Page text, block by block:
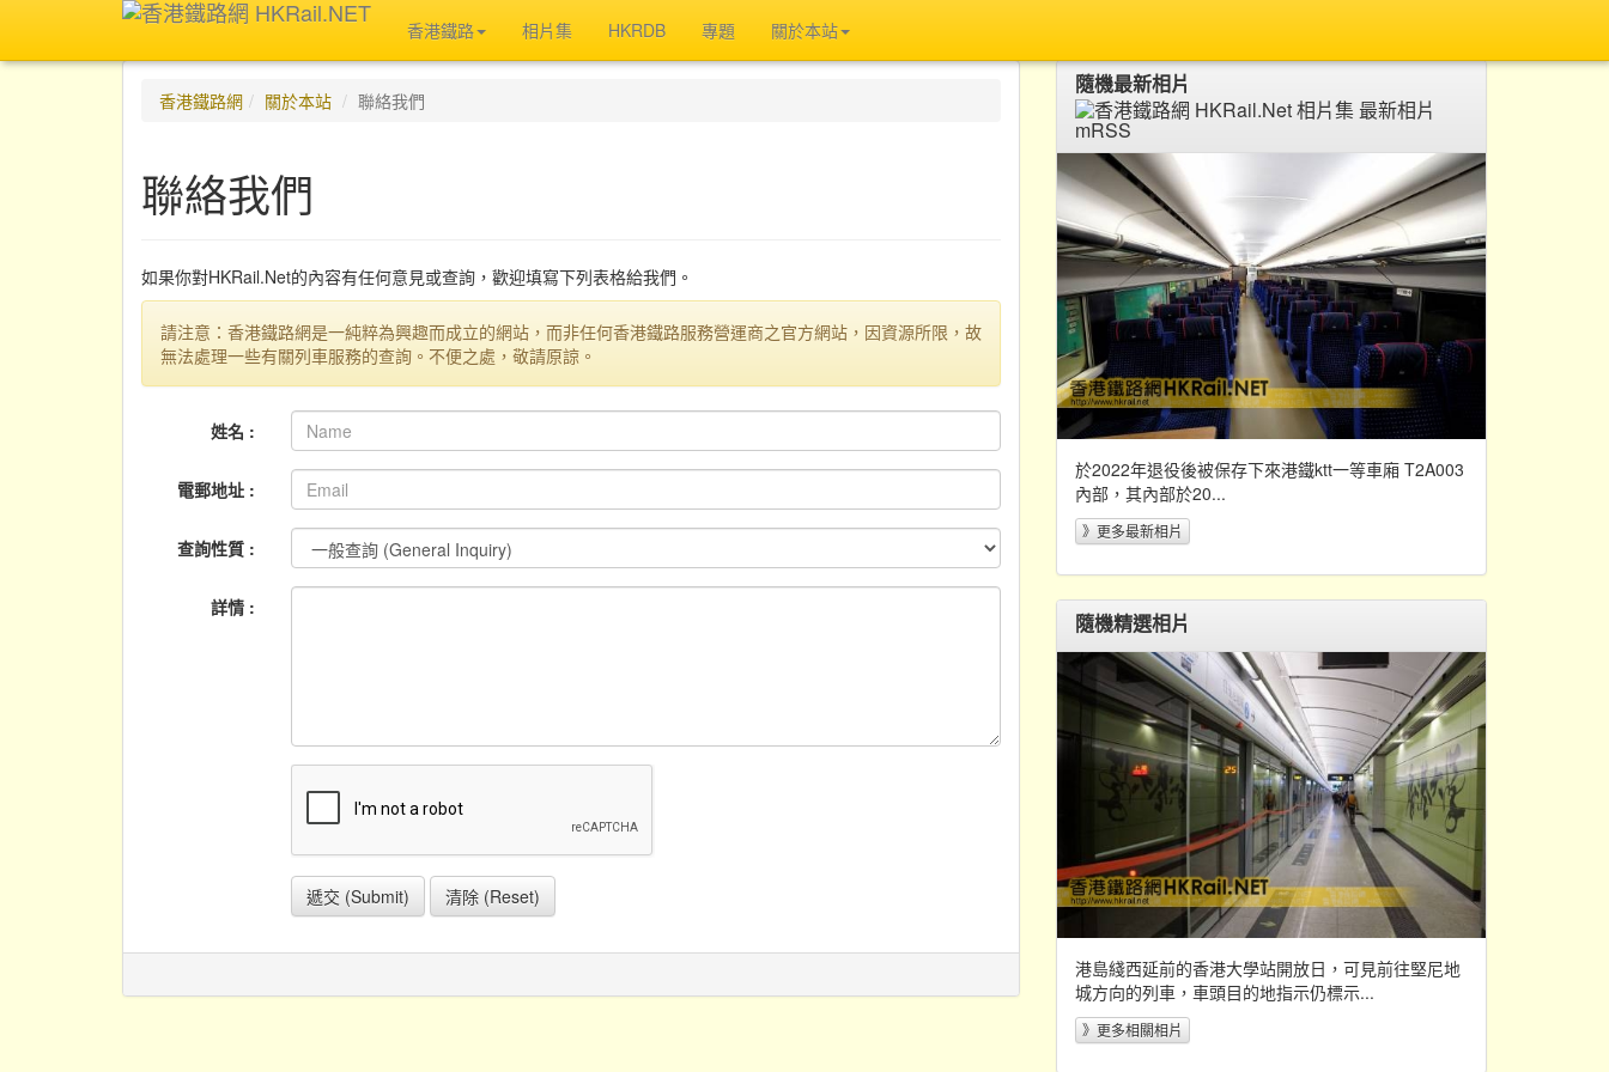
香港鐵路 相片集 HKRDB 專題 關於本站
香港鐵路網 關於本站 聯絡我們
聯絡我們
如果你對HKRail.Net的內容有任何意見或查詢，歡迎填寫下列表格給我們。
請注意：香港鐵路網是一純粹為興趣而成立的網站，而非任何香港鐵路服務營運商之官方網站，因資源所限，故
無法處理一些有關列車服務的查詢。不便之處，敬請原諒。
姓名 :
電郵地址 :
查詢性質 :
詳情 :
隨機最新相片
於2022年退役後被保存下來港鐵ktt一等車廂 T2A003
內部，其內部於20...
》更多最新相片
隨機精選相片
港島綫西延前的香港大學站開放日，可見前往堅尼地
城方向的列車，車頭目的地指示仍標示...
》更多相關相片